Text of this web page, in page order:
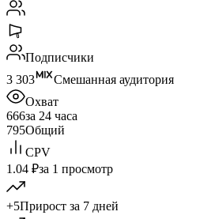
Подписчики
3 303
Смешанная аудитория
Охват
666за 24 часа
795Общий
CPV
1.04 ₽за 1 просмотр
+5Прирост за 7 дней